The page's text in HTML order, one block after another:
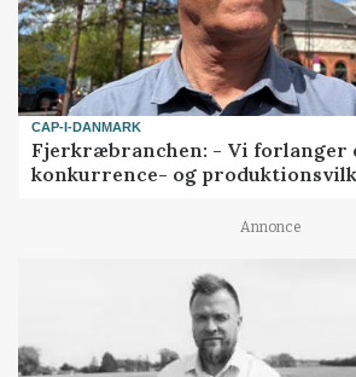
CAP-I-DANMARK
Fjerkræbranchen: - Vi forlanger
konkurrence- og
Annonce